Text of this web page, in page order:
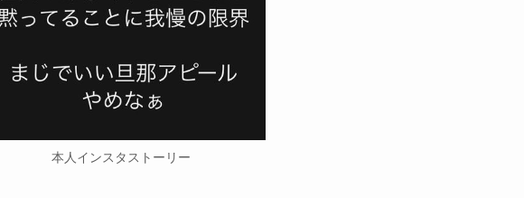
本人インスタストーリー